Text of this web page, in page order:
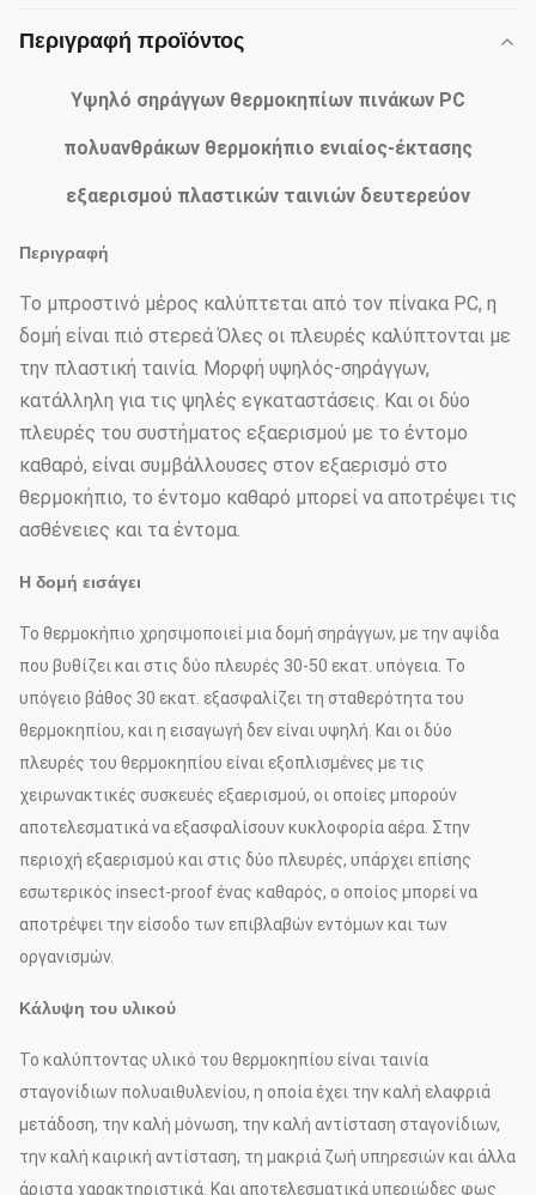
Περιγραφή προϊόντος
Υψηλό σηράγγων θερμοκηπίων πινάκων PC
πολυανθράκων θερμοκήπιο ενιαίος-έκτασης
εξαερισμού πλαστικών ταινιών δευτερεύον
Περιγραφή
Το μπροστινό μέρος καλύπτεται από τον πίνακα PC, η
δομή είναι πιό στερεά Όλες οι πλευρές καλύπτονται με
την πλαστική ταινία. Μορφή υψηλός-σηράγγων,
κατάλληλη για τις ψηλές εγκαταστάσεις. Και οι δύο
πλευρές του συστήματος εξαερισμού με το έντομο
καθαρό, είναι συμβάλλουσες στον εξαερισμό στο
θερμοκήπιο, το έντομο καθαρό μπορεί να αποτρέψει τις
ασθένειες και τα έντομα.
Η δομή εισάγει
Το θερμοκήπιο χρησιμοποιεί μια δομή σηράγγων, με την αψίδα
που βυθίζει και στις δύο πλευρές 30-50 εκατ. υπόγεια. Το
υπόγειο βάθος 30 εκατ. εξασφαλίζει τη σταθερότητα του
θερμοκηπίου, και η εισαγωγή δεν είναι υψηλή. Και οι δύο
πλευρές του θερμοκηπίου είναι εξοπλισμένες με τις
χειρωνακτικές συσκευές εξαερισμού, οι οποίες μπορούν
αποτελεσματικά να εξασφαλίσουν κυκλοφορία αέρα. Στην
περιοχή εξαερισμού και στις δύο πλευρές, υπάρχει επίσης
εσωτερικός insect-proof ένας καθαρός, ο οποίος μπορεί να
αποτρέψει την είσοδο των επιβλαβών εντόμων και των
οργανισμών.
Κάλυψη του υλικού
Το καλύπτοντας υλικό του θερμοκηπίου είναι ταινία
σταγονίδιων πολυαιθυλενίου, η οποία έχει την καλή ελαφριά
μετάδοση, την καλή μόνωση, την καλή αντίσταση σταγονίδιων,
την καλή καιρική αντίσταση, τη μακριά ζωή υπηρεσιών και άλλα
άριστα χαρακτηριστικά. Και αποτελεσματικά υπεριώδες φως